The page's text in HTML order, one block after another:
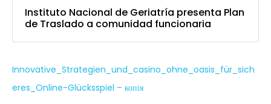
Instituto Nacional de Geriatría presenta Plan
de Traslado a comunidad funcionaria
Innovative_Strategien_und_casino_ohne_oasis_für_sich
eres_Online-Glücksspiel – копія